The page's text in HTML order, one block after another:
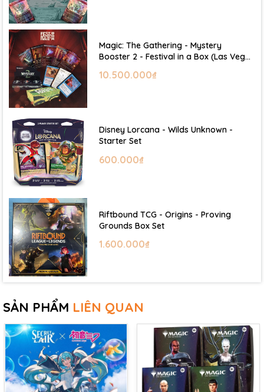
Magic: The Gathering - Mystery
Booster 2 - Festival in a Box (Las Vegas
10.500.000₫
Disney Lorcana - Wilds Unknown -
Starter Set
600.000₫
Riftbound TCG - Origins - Proving
Grounds Box Set
1.600.000₫
SẢN PHẨM LIÊN QUAN